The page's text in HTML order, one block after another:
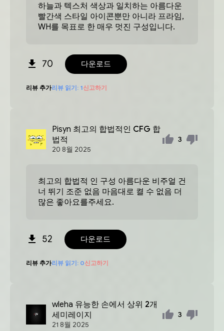
하늘과 텍스처 색상과 일치하는 아름다운
빨간색 스타일 아이콘뿐만 아니라 프라임,
WH를 목표로 한 매우 멋진 구성입니다.
70 다운로드
리뷰 추가리뷰 읽기: 1신고하기
Pisyn 최고의 합법적인 CFG 합
법적
20 8월 2025
3
최고의 합법적 인 구성 아름다운 비주얼 건
너 뛰기 조준 없음 마음대로 켤 수 없음 더
많은 좋아요를주세요.
52 다운로드
리뷰 추가리뷰 읽기: 0신고하기
wleha 유능한 손에서 상위 2개
세미레이지
21 8월 2025
3